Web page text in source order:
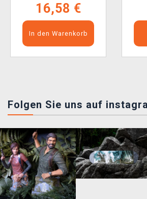
16,58 €
In den Warenkorb
Folgen Sie uns auf